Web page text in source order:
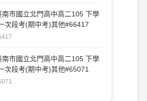
南市國立北門高中高二105 下學
次段考(期中考)其他#66417
南市國立北門高中高二105 下學
次段考(期中考)其他#65071